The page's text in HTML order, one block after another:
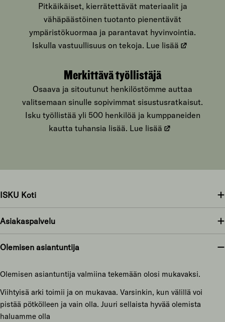
Pitkäikäiset, kierrätettävät materiaalit ja
vähäpäästöinen tuotanto pienentävät
ympäristökuormaa ja parantavat hyvinvointia.
Iskulla vastuullisuus on tekoja. Lue lisää
Merkittävä työllistäjä
Osaava ja sitoutunut henkilöstömme auttaa
valitsemaan sinulle sopivimmat sisustusratkaisut.
Isku työllistää yli 500 henkilöä ja kumppaneiden
kautta tuhansia lisää. Lue lisää
ISKU Koti
Asiakaspalvelu
Olemisen asiantuntija
Olemisen asiantuntija valmiina tekemään olosi mukavaksi.
Viihtyisä arki toimii ja on mukavaa. Varsinkin, kun välillä voi
pistää pötkölleen ja vain olla. Juuri sellaista hyvää olemista
haluamme olla